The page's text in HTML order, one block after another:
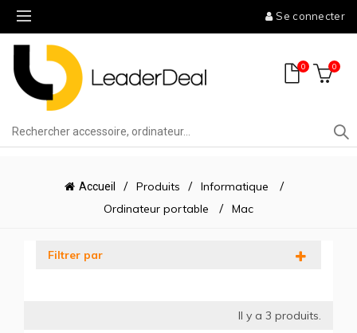
Se connecter
0 0
Accueil Produits
Informatique
Ordinateur portable
Mac
Filtrer par
Il y a 3 produits.